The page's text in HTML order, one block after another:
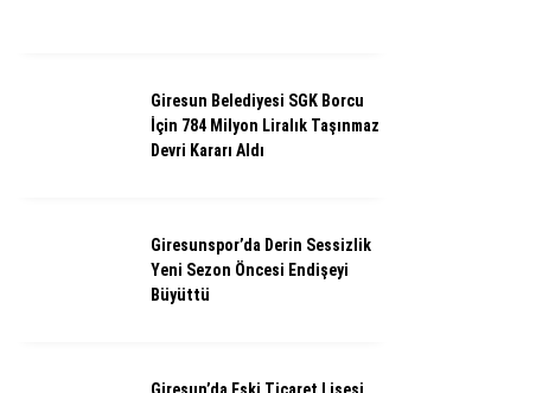
Giresun Belediyesi SGK Borcu
İçin 784 Milyon Liralık Taşınmaz
Devri Kararı Aldı
Giresunspor’da Derin Sessizlik
Yeni Sezon Öncesi Endişeyi
Büyüttü